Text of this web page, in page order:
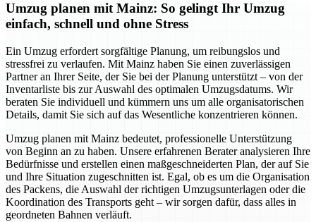
Umzug planen mit Mainz: So gelingt Ihr Umzug
einfach, schnell und ohne Stress
Ein Umzug erfordert sorgfältige Planung, um reibungslos und
stressfrei zu verlaufen. Mit Mainz haben Sie einen zuverlässigen
Partner an Ihrer Seite, der Sie bei der Planung unterstützt – von der
Inventarliste bis zur Auswahl des optimalen Umzugsdatums. Wir
beraten Sie individuell und kümmern uns um alle organisatorischen
Details, damit Sie sich auf das Wesentliche konzentrieren können.
Umzug planen mit Mainz bedeutet, professionelle Unterstützung
von Beginn an zu haben. Unsere erfahrenen Berater analysieren Ihre
Bedürfnisse und erstellen einen maßgeschneiderten Plan, der auf Sie
und Ihre Situation zugeschnitten ist. Egal, ob es um die Organisation
des Packens, die Auswahl der richtigen Umzugsunterlagen oder die
Koordination des Transports geht – wir sorgen dafür, dass alles in
geordneten Bahnen verläuft.